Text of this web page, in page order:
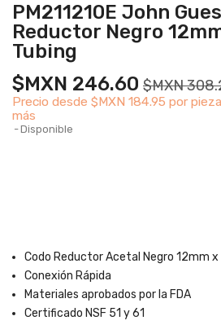
PM211210E John
Reductor Negro
Tubing
$MXN 246.60 $MXN
Precio desde $MXN 184.95 por
más
Disponible
Codo Reductor Acetal Negro 12mm x
Conexión Rápida
Materiales aprobados por la FDA
Certificado NSF 51 y 61